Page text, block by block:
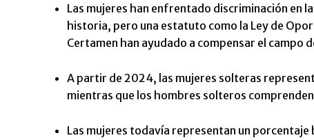
Las mujeres han enfrentado discriminación en
historia, pero una estatuto como la Ley de
Certamen han ayudado a compensar el campo
A partir de 2024, las mujeres solteras
mientras que los hombres solteros
Las mujeres todavía representan un